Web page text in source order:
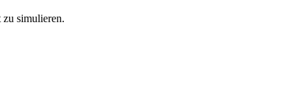
zu simulieren.